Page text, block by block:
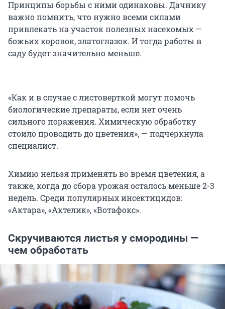
Принципы борьбы с ними одинаковы. Дачнику
важно помнить, что нужно всеми силами
привлекать на участок полезных насекомых —
божьих коровок, златоглазок. И тогда работы в
саду будет значительно меньше.
«Как и в случае с листоверткой могут помочь
биологические препараты, если нет очень
сильного поражения. Химическую обработку
стоило проводить до цветения», — подчеркнула
специалист.
Химию нельзя применять во время цветения, а
также, когда до сбора урожая осталось меньше 2-3
недель. Среди популярных инсектицидов:
«Актара», «Актелик», «Вотафокс».
Скручиваются листья у смородины —
чем обработать